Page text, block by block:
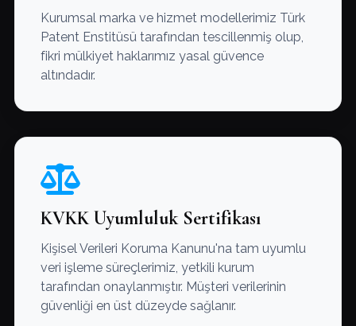
Kurumsal marka ve hizmet modellerimiz Türk
Patent Enstitüsü tarafından tescillenmiş olup,
fikri mülkiyet haklarımız yasal güvence
altındadır.
KVKK Uyumluluk Sertifikası
Kişisel Verileri Koruma Kanunu'na tam uyumlu
veri işleme süreçlerimiz, yetkili kurum
tarafından onaylanmıştır. Müşteri verilerinin
güvenliği en üst düzeyde sağlanır.